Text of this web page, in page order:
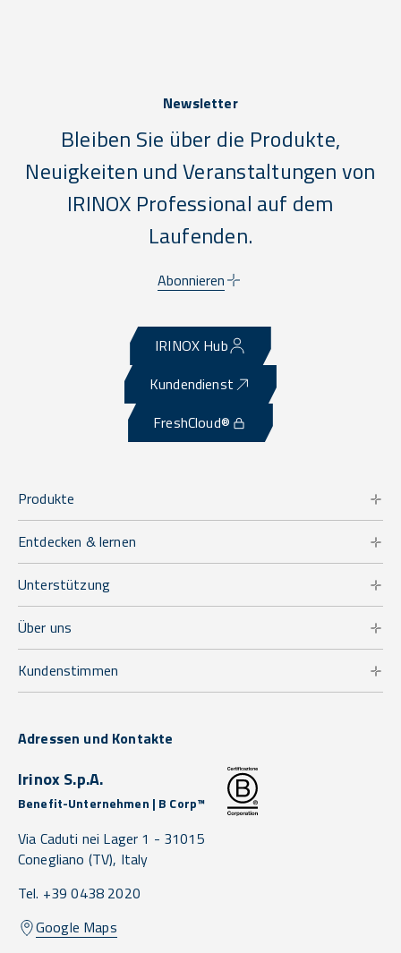
Newsletter
Bleiben Sie über die Produkte,
Neuigkeiten und Veranstaltungen von
IRINOX Professional auf dem
Laufenden.
Abonnieren
IRINOX Hub
Kundendienst
FreshCloud®
Produkte
Entdecken & lernen
Unterstützung
Über uns
Kundenstimmen
Adressen und Kontakte
Irinox S.p.A.
Benefit-Unternehmen | B Corp™
Via Caduti nei Lager 1 - 31015
Conegliano (TV), Italy
Tel. +39 0438 2020
Google Maps